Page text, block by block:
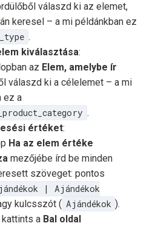
válaszd ki az elemet,
keresel – a mi példánkban ez
.
kiválasztása:
az Elem, amelybe ír
válaszd ki a célelemet – a mi
ez a
.
értéket:
Ha az elem értéke
mezőjébe írd be minden
szöveget: pontos
| Ajándékok
kulcsszót ( Ajándékok ).
kattints a Bal oldal